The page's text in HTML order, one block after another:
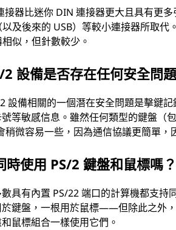
接器比迷你 DIN 連接器更大且具有更
及後來的 USB）等較小連接器所取
似，但針數較少。
2 設備是否存在任何安全問
設備相關的一個潛在安全問題是擊鍵
等敏感信息。雖然任何類型的鍵盤（
稍微容易一些，因為通信協議更簡單，
時使用 PS/2 鍵盤和鼠標嗎？
具有內置 PS/22 端口的計算機都支
鍵盤，一根用於鼠標——但除此之外，
鼠標組合一樣使用它們。